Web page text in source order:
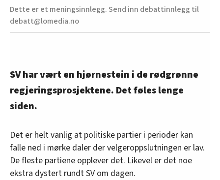
Dette er et meningsinnlegg. Send inn debattinnlegg til
debatt@lomedia.no
SV har vært en hjørnestein i de rødgrønne
regjeringsprosjektene. Det føles lenge
siden.
Det er helt vanlig at politiske partier i perioder kan
falle ned i mørke daler der velgeroppslutningen er lav.
De fleste partiene opplever det. Likevel er det noe
ekstra dystert rundt SV om dagen.